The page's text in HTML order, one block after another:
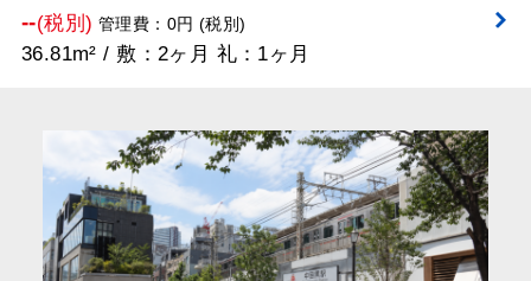
--(税別) 管理費：0円 (税別)
36.81m² / 敷：2ヶ月 礼：1ヶ月